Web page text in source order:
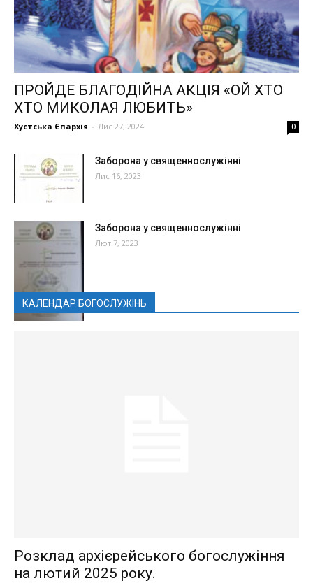
ПРОЙДЕ БЛАГОДІЙНА АКЦІЯ «ОЙ ХТО
ХТО МИКОЛАЯ ЛЮБИТЬ»
Хустська Єпархія - Лис 27, 2024 0
Заборона у священнослужінні
Лис 16, 2023
Заборона у священнослужінні
Лют 7, 2023
КАЛЕНДАР БОГОСЛУЖІНЬ
Розклад архієрейського богослужіння
на лютий 2025 року.